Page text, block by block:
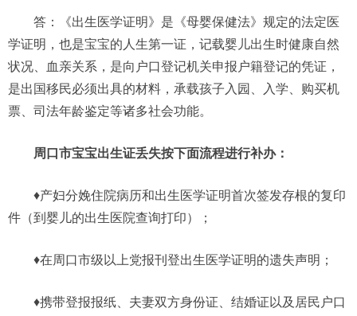
答：《出生医学证明》是《母婴保健法》规定的法定医
学证明，也是宝宝的人生第一证，记载婴儿出生时健康自然
状况、血亲关系，是向户口登记机关申报户籍登记的凭证，
是出国移民必须出具的材料，承载孩子入园、入学、购买机
票、司法年龄鉴定等诸多社会功能。
周口市宝宝出生证丢失按下面流程进行补办：
♦产妇分娩住院病历和出生医学证明首次签发存根的复印
件（到婴儿的出生医院查询打印）；
♦在周口市级以上党报刊登出生医学证明的遗失声明；
♦携带登报报纸、夫妻双方身份证、结婚证以及居民户口